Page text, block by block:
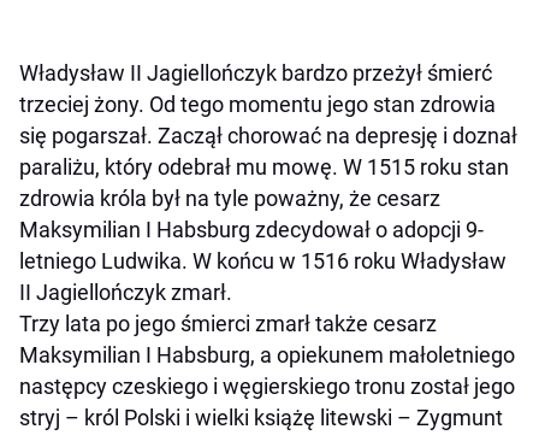
Władysław II Jagiellończyk bardzo przeżył śmierć
trzeciej żony. Od tego momentu jego stan zdrowia
się pogarszał. Zaczął chorować na depresję i doznał
paraliżu, który odebrał mu mowę. W 1515 roku stan
zdrowia króla był na tyle poważny, że cesarz
Maksymilian I Habsburg zdecydował o adopcji 9-
letniego Ludwika. W końcu w 1516 roku Władysław
II Jagiellończyk zmarł.
Trzy lata po jego śmierci zmarł także cesarz
Maksymilian I Habsburg, a opiekunem małoletniego
następcy czeskiego i węgierskiego tronu został jego
stryj – król Polski i wielki książę litewski – Zygmunt